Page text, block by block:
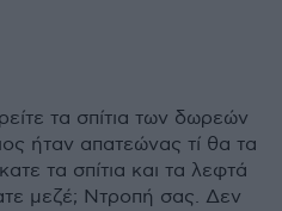
τα σπίτια των δωρεών
ήταν απατεώνας τί θα τα
τα σπίτια και τα λεφτά
μεζέ; Ντροπή σας. Δεν